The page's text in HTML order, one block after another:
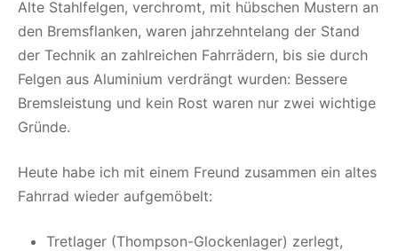
Alte Stahlfelgen, verchromt, mit hübschen Mustern an
den Bremsflanken, waren jahrzehntelang der Stand
der Technik an zahlreichen Fahrrädern, bis sie durch
Felgen aus Aluminium verdrängt wurden: Bessere
Bremsleistung und kein Rost waren nur zwei wichtige
Gründe.
Heute habe ich mit einem Freund zusammen ein altes
Fahrrad wieder aufgemöbelt:
Tretlager (Thompson-Glockenlager) zerlegt,